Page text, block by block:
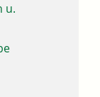
u.